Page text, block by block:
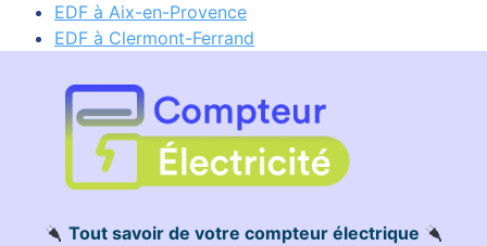
EDF à Aix-en-Provence
EDF à Clermont-Ferrand
Tout savoir de votre compteur électrique